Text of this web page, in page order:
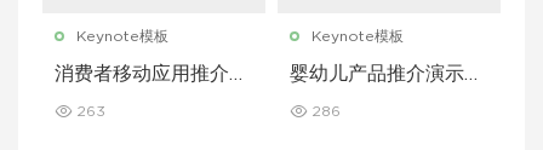
Keynote模板
消费者移动应用推介演
ote 模板
263
Keynote模板
婴幼儿产品推介演示文
模板
286